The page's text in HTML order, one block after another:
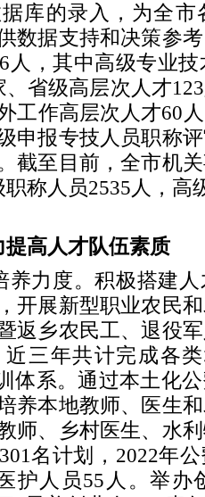
库的录入，为全市
数据支持和决策参
人，其中高级专业
省级高层次人才
工作高层次人才60
申报专技人员职称
截至目前，全市机
称人员2535人，高
高人才队伍素质
养力度。积极搭建
开展新型职业农民
返乡农民工、退役
三年共计完成各
体系。通过本土化
养本地教师、医生
师、乡村医生、水
名计划，2022年
护人员55人。举办